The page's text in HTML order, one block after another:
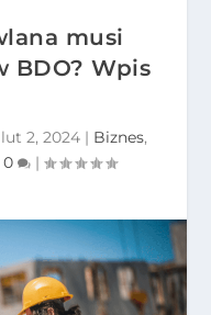
musi
BDO? Wpis
lut 2, 2024| Biznes,
0 |